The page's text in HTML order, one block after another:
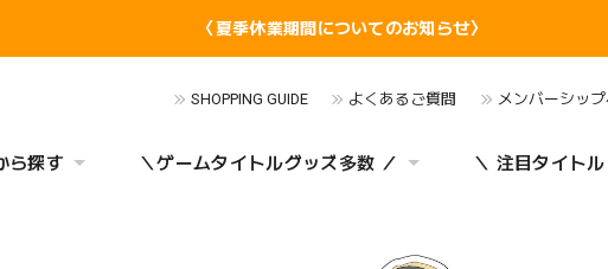
〈夏季休業期間についてのお知らせ〉
SHOPPING GUIDE よくあるご質問 メンバーシッ
ら探す ＼ゲームタイトルグッズ多数 ／ ＼ 注目タイト